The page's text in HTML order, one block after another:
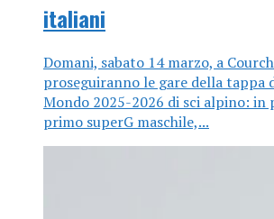
italiani
Domani, sabato 14 marzo, a
proseguiranno le gare della tappa
Mondo 2025-2026 di sci alpino: in
primo superG maschile,...